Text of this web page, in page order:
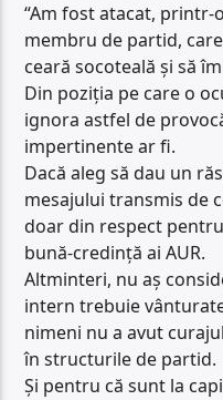
“Am fost atacat,
membru de partid,
ceară socoteală și să
Din poziția pe care o
ignora astfel de
impertinente ar fi.
Dacă aleg să dau un
mesajului transmis de
doar din respect
bună-credință ai AUR.
Altminteri, nu aș
intern trebuie
nimeni nu a avut
în structurile de partid.
Și pentru că sunt la